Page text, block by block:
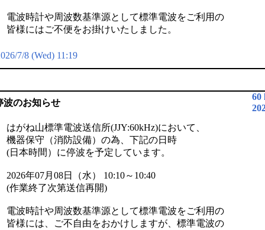
電波時計や周波数基準源として標準電波をご利用の
皆様にはご不便をお掛けいたしました。
7/8 (Wed) 11:19
波のお知らせ
60
はがね山標準電波送信所(JJY:60kHz)において、
機器保守（消防設備）の為、下記の日時
(日本時間）に停波を予定しています。
2026年07月08日（水） 10:10～10:40
(作業終了次第送信再開)
電波時計や周波数基準源として標準電波をご利用の
皆様には、ご不自由をおかけしますが、標準電波の